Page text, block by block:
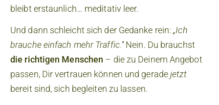
bleibt erstaunlich… meditativ leer.
Und dann schleicht sich der Gedanke rein:„Ich
brauche einfach mehr Traffic.“Nein. Du brauchst
die richtigen Menschen – die zu Deinem Angebot
passen, Dir vertrauen können und geradejetzt
bereit sind, sich begleiten zu lassen.